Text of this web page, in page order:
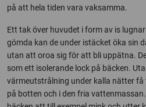
på att hela tiden vara vaksamma.
Ett tak över huvudet i form av is
gömda kan de under istäcket öka sin
utan att oroa sig för att bli uppätna.
som ett isolerande lock på bäcken.
värmeutstrålning under kalla nätter
på botten och i den fria